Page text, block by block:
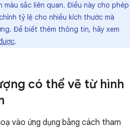
sắc liên quan. Điều này cho phép
tỷ lệ cho nhiều kích thước mà
Để biết thêm thông tin, hãy xem
.
có thể vẽ từ hình
vào ứng dụng bằng cách tham